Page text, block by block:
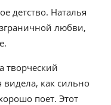
детство. Наталья
любви,
творческий
видела, как сильно
поет. Этот